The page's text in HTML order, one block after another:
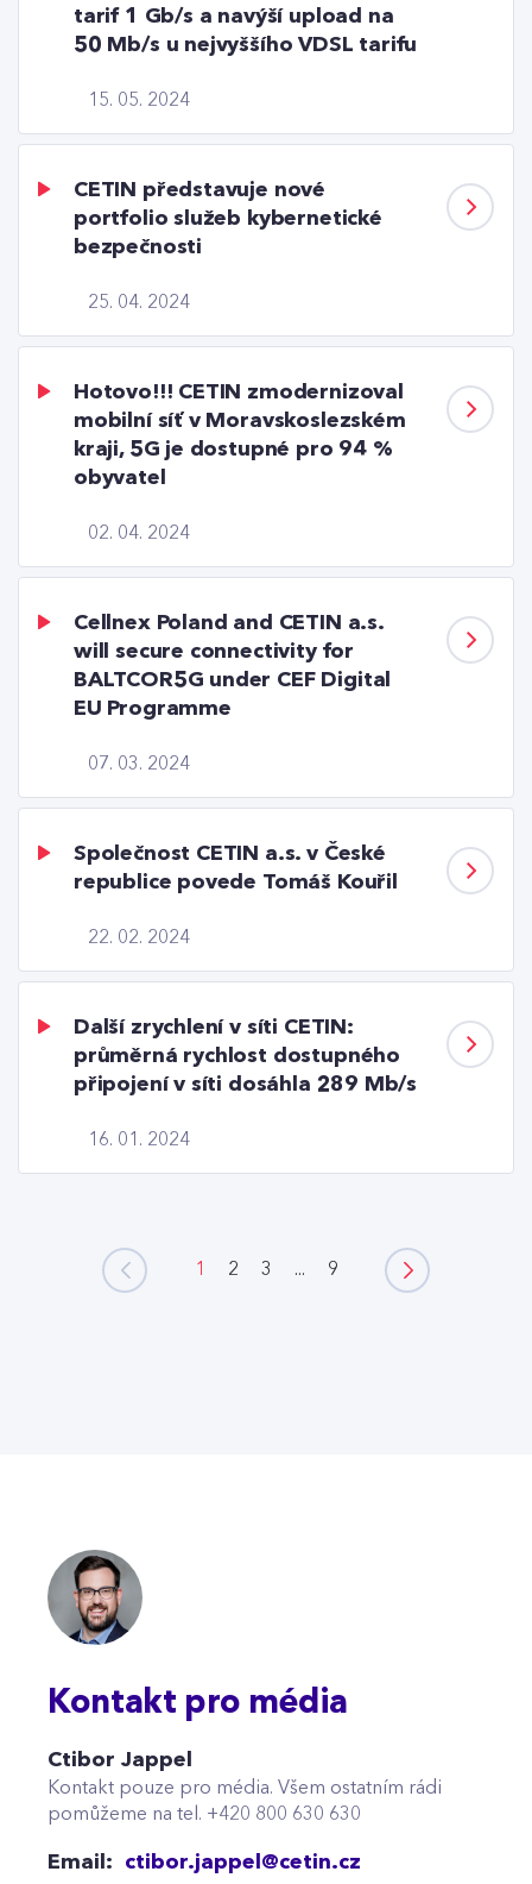
15. 05. 2024
tarif 1 Gb/s a navýší upload na
50 Mb/s u nejvyššího VDSL tarifu
25. 04. 2024
CETIN představuje nové
portfolio služeb kybernetické
bezpečnosti
02. 04. 2024
Hotovo!!! CETIN zmodernizoval
mobilní síť v Moravskoslezském
kraji, 5G je dostupné pro 94 %
obyvatel
07. 03. 2024
Cellnex Poland and CETIN a.s.
will secure connectivity for
BALTCOR5G under CEF Digital
EU Programme
22. 02. 2024
Společnost CETIN a.s. v České
republice povede Tomáš Kouřil
16. 01. 2024
Další zrychlení v síti CETIN:
průměrná rychlost dostupného
připojení v síti dosáhla 289 Mb/s
1 2 3 ... 9
Kontakt pro média
Ctibor Jappel
Kontakt pouze pro média. Všem ostatním rádi
pomůžeme na tel. +420 800 630 630
Email: ctibor.jappel@cetin.cz